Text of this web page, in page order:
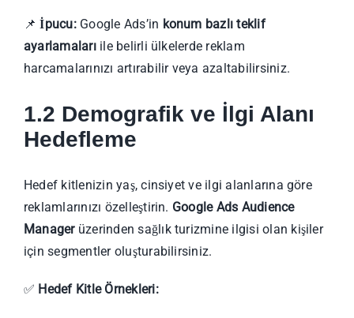
📌İpucu:Google Ads’in konum bazlı teklif
ayarlamalarıile belirli ülkelerde reklam
harcamalarınızı artırabilir veya azaltabilirsiniz.
1.2 Demografik ve İlgi Alanı
Hedefleme
Hedef kitlenizin yaş, cinsiyet ve ilgi alanlarına göre
reklamlarınızı özelleştirin. Google Ads Audience
Managerüzerinden sağlık turizmine ilgisi olan kişiler
için segmentler oluşturabilirsiniz.
✅ Hedef Kitle Örnekleri: